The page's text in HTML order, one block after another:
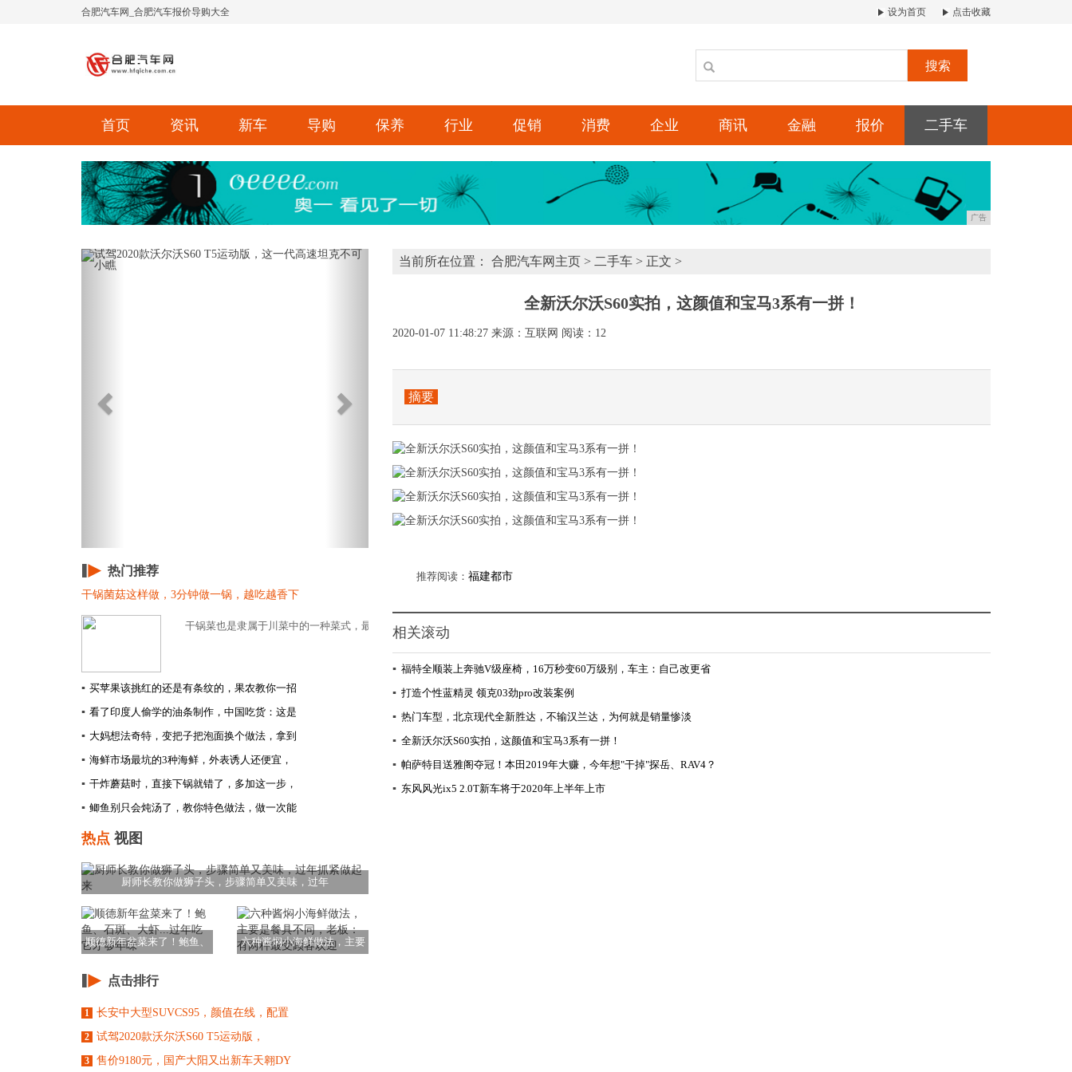
合肥汽车网_合肥汽车报价导购大全 设为首页 点击收藏
搜索
首页 资讯 新车 导购 保养 行业 促销 消费 企业 商讯 金融 报价 二手车
广告
Previous Next
热门推荐
干锅菌菇这样做，3分钟做一锅，越吃越香下
干锅菜也是隶属于川菜中的一种菜式，最先干锅菜的形式是在厨房里将菜炒好，装入生...
▪ 买苹果该挑红的还是有条纹的，果农教你一招
▪ 看了印度人偷学的油条制作，中国吃货：这是
▪ 大妈想法奇特，变把子把泡面换个做法，拿到
▪ 海鲜市场最坑的3种海鲜，外表诱人还便宜，
▪ 干炸蘑菇时，直接下锅就错了，多加这一步，
▪ 鲫鱼别只会炖汤了，教你特色做法，做一次能
热点 视图
厨师长教你做狮子头，步骤简单又美味，过年
顺德新年盆菜来了！鲍鱼、
六种酱焖小海鲜做法，主要
点击排行
1 长安中大型SUVCS95，颜值在线，配置
2 试驾2020款沃尔沃S60 T5运动版，
3 售价9180元，国产大阳又出新车天翱DY
当前所在位置： 合肥汽车网主页 > 二手车 > 正文 >
全新沃尔沃S60实拍，这颜值和宝马3系有一拼！
2020-01-07 11:48:27 来源：互联网 阅读：12
摘要
推荐阅读： 福建都市
相关滚动
▪ 福特全顺装上奔驰V级座椅，16万秒变60万级别，车主：自己改更省
▪ 打造个性蓝精灵 领克03劲pro改装案例
▪ 热门车型，北京现代全新胜达，不输汉兰达，为何就是销量惨淡
▪ 全新沃尔沃S60实拍，这颜值和宝马3系有一拼！
▪ 帕萨特目送雅阁夺冠！本田2019年大赚，今年想"干掉"探岳、RAV4？
▪ 东风风光ix5 2.0T新车将于2020年上半年上市